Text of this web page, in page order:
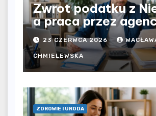
Zwrot podatku z
a praca przez
bezpośrednio u
pracodawcy – jak
rozliczyć oba
dochodu?
23 CZERWCA 2026
CHMIELEWSKA
ZDROWIE I URODA